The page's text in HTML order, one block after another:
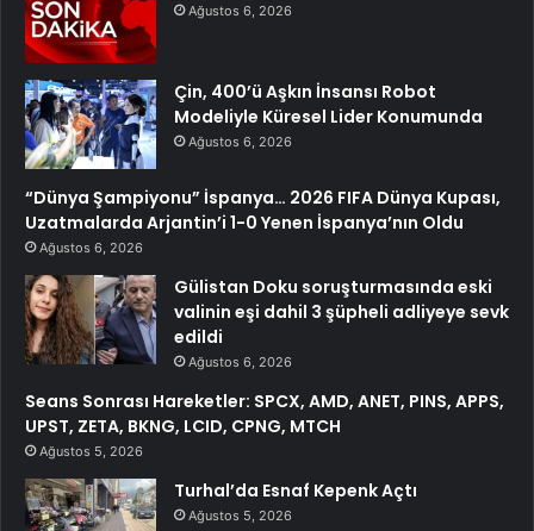
Ağustos 6, 2026
Çin, 400’ü Aşkın İnsansı Robot
Modeliyle Küresel Lider Konumunda
Ağustos 6, 2026
“Dünya Şampiyonu” İspanya… 2026 FIFA Dünya Kupası,
Uzatmalarda Arjantin’i 1-0 Yenen İspanya’nın Oldu
Ağustos 6, 2026
Gülistan Doku soruşturmasında eski
valinin eşi dahil 3 şüpheli adliyeye sevk
edildi
Ağustos 6, 2026
Seans Sonrası Hareketler: SPCX, AMD, ANET, PINS, APPS,
UPST, ZETA, BKNG, LCID, CPNG, MTCH
Ağustos 5, 2026
Turhal’da Esnaf Kepenk Açtı
Ağustos 5, 2026